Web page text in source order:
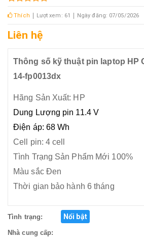
Thích Lượt xem: 61 Ngày đăng: 07/05/2026
Liên hệ
Thông số kỹ thuật pin laptop HP
14-fp0013dx
Hãng Sản Xuất: HP
Dung Lượng pin 11.4 V
Điện áp: 68 Wh
Cell pin: 4 cell
Tình Trạng Sản Phẩm Mới 100%
Màu sắc Đen
Thời gian bảo hành 6 tháng
Tình trạng: Nổi bật
Nhà cung cấp: